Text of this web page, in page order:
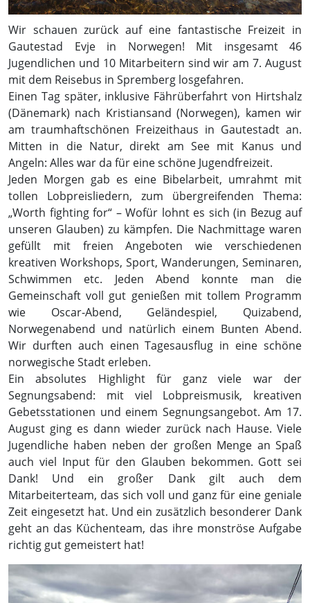
Wir schauen zurück auf eine fantastische Freizeit in
Gautestad Evje in Norwegen! Mit insgesamt 46
Jugendlichen und 10 Mitarbeitern sind wir am 7. August
mit dem Reisebus in Spremberg losgefahren.
Einen Tag später, inklusive Fährüberfahrt von Hirtshalz
(Dänemark) nach Kristiansand (Norwegen), kamen wir
am traumhaftschönen Freizeithaus in Gautestadt an.
Mitten in die Natur, direkt am See mit Kanus und
Angeln: Alles war da für eine schöne Jugendfreizeit.
Jeden Morgen gab es eine Bibelarbeit, umrahmt mit
tollen Lobpreisliedern, zum übergreifenden Thema:
„Worth fighting for“ – Wofür lohnt es sich (in Bezug auf
unseren Glauben) zu kämpfen. Die Nachmittage waren
gefüllt mit freien Angeboten wie verschiedenen
kreativen Workshops, Sport, Wanderungen, Seminaren,
Schwimmen etc. Jeden Abend konnte man die
Gemeinschaft voll gut genießen mit tollem Programm
wie Oscar-Abend, Geländespiel, Quizabend,
Norwegenabend und natürlich einem Bunten Abend.
Wir durften auch einen Tagesausflug in eine schöne
norwegische Stadt erleben.
Ein absolutes Highlight für ganz viele war der
Segnungsabend: mit viel Lobpreismusik, kreativen
Gebetsstationen und einem Segnungsangebot. Am 17.
August ging es dann wieder zurück nach Hause. Viele
Jugendliche haben neben der großen Menge an Spaß
auch viel Input für den Glauben bekommen. Gott sei
Dank! Und ein großer Dank gilt auch dem
Mitarbeiterteam, das sich voll und ganz für eine geniale
Zeit eingesetzt hat. Und ein zusätzlich besonderer Dank
geht an das Küchenteam, das ihre monströse Aufgabe
richtig gut gemeistert hat!